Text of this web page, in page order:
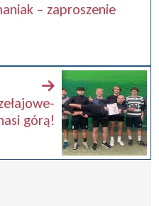
– zaproszenie
górą!